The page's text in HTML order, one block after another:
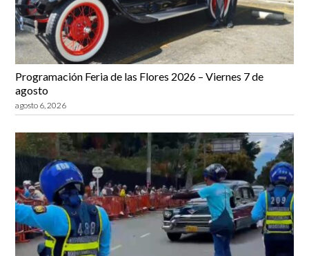
Programación Feria de las Flores 2026 – Viernes 7 de
agosto
agosto 6, 2026